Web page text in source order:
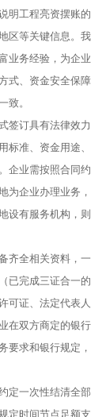
明工程亮资摆账的
区等关键信息。我
业务经验，为企业
式、资金安全保障
致。​
签订具有法律效力
标准、资金用途、
企业需按照合同约
为企业办理业务，
设有服务机构，则
齐全相关资料，一
已完成三证合一的
可证、法定代表人
在双方商定的银行
要求和银行规定，
定一次性结清全部